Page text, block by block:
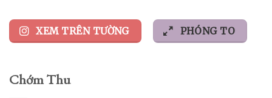
XEM TRÊN TƯỜNG PHÓNG TO
Chớm Thu